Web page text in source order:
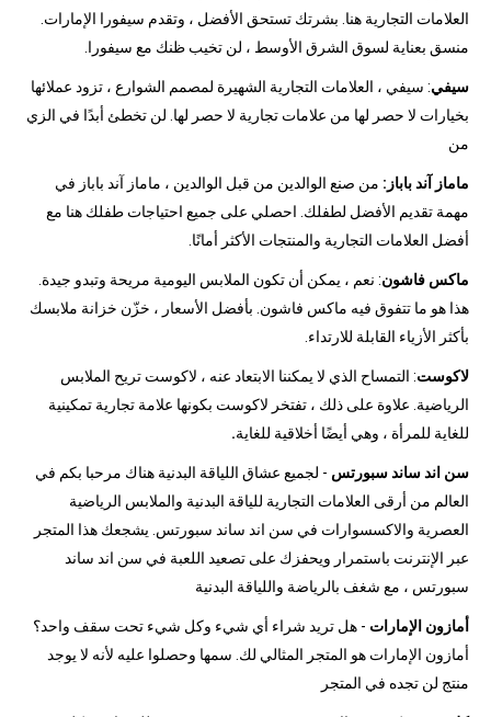
العلامات التجارية هنا. بشرتك تستحق الأفضل ، وتقدم سيفورا الإمارات.
منسق بعناية لسوق الشرق الأوسط ، لن تخيب ظنك مع سيفورا.
سيفي: سيفي ، العلامات التجارية الشهيرة لمصمم الشوارع ، تزود عملائها
بخيارات لا حصر لها من علامات تجارية لا حصر لها. لن تخطئ أبدًا في الزي
من
ماماز آند باباز: من صنع الوالدين من قبل الوالدين ، ماماز آند باباز في
مهمة تقديم الأفضل لطفلك. احصلي على جميع احتياجات طفلك هنا مع
أفضل العلامات التجارية والمنتجات الأكثر أمانًا.
ماكس فاشون: نعم ، يمكن أن تكون الملابس اليومية مريحة وتبدو جيدة.
هذا هو ما تتفوق فيه ماكس فاشون. بأفضل الأسعار ، خزّن خزانة ملابسك
بأكثر الأزياء القابلة للارتداء.
لاكوست: التمساح الذي لا يمكننا الابتعاد عنه ، لاكوست تريح الملابس
الرياضية. علاوة على ذلك ، تفتخر لاكوست بكونها علامة تجارية تمكينية
للغاية للمرأة ، وهي أيضًا أخلاقية للغاية.
سن اند ساند سبورتس - لجميع عشاق اللياقة البدنية هناك مرحبا بكم في
العالم من أرقى العلامات التجارية للياقة البدنية والملابس الرياضية
العصرية والاكسسوارات في سن اند ساند سبورتس. يشجعك هذا المتجر
عبر الإنترنت باستمرار ويحفزك على تصعيد اللعبة في سن اند ساند
سبورتس ، مع شغف بالرياضة واللياقة البدنية
أمازون الإمارات - هل تريد شراء أي شيء وكل شيء تحت سقف واحد؟
أمازون الإمارات هو المتجر المثالي لك. سمها وحصلوا عليه لأنه لا يوجد
منتج لن تجده في المتجر